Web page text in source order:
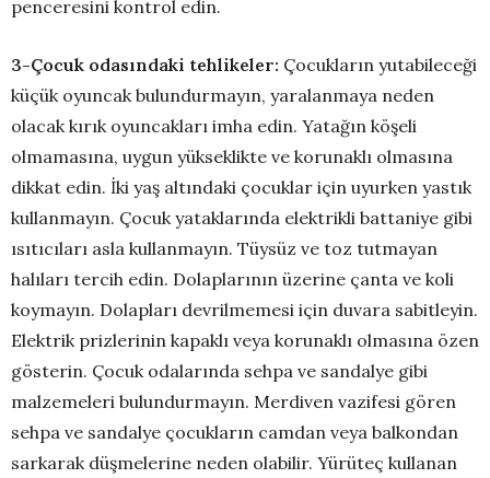
penceresini kontrol edin.
3-Çocuk odasındaki tehlikeler: Çocukların yutabileceği
küçük oyuncak bulundurmayın, yaralanmaya neden
olacak kırık oyuncakları imha edin. Yatağın köşeli
olmamasına, uygun yükseklikte ve korunaklı olmasına
dikkat edin. İki yaş altındaki çocuklar için uyurken yastık
kullanmayın. Çocuk yataklarında elektrikli battaniye gibi
ısıtıcıları asla kullanmayın. Tüysüz ve toz tutmayan
halıları tercih edin. Dolaplarının üzerine çanta ve koli
koymayın. Dolapları devrilmemesi için duvara sabitleyin.
Elektrik prizlerinin kapaklı veya korunaklı olmasına özen
gösterin. Çocuk odalarında sehpa ve sandalye gibi
malzemeleri bulundurmayın. Merdiven vazifesi gören
sehpa ve sandalye çocukların camdan veya balkondan
sarkarak düşmelerine neden olabilir. Yürüteç kullanan